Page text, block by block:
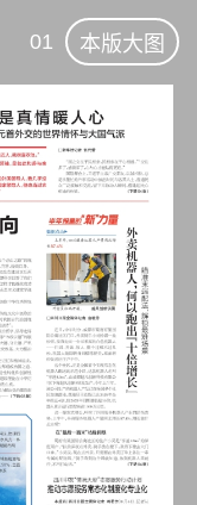
01 本版大图